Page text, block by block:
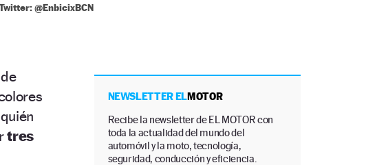
@EnbicixBCN
tres
NEWSLETTER ELMOTOR
Recibe la newsletter de EL MOTOR con
toda la actualidad del mundo del
automóvil y la moto, tecnología,
seguridad, conducción y eficiencia.